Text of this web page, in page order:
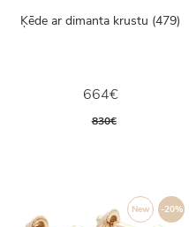
Ķēde ar dimanta krustu (479)
664€
830€
-20%
New